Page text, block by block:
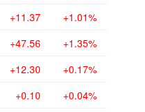
+11.37 +1.01%
+47.56 +1.35%
+12.30 +0.17%
+0.10 +0.04%